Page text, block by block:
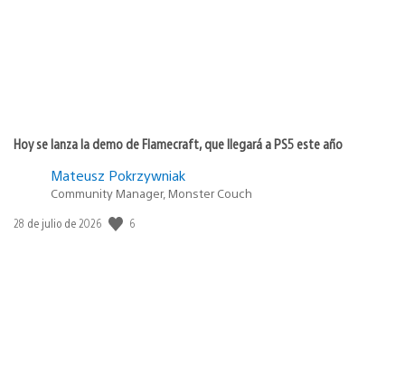
Hoy se lanza la demo de Flamecraft, que llegará a PS5 este año
Mateusz Pokrzywniak
Community Manager, Monster Couch
Fecha
28 de julio de 2026 6